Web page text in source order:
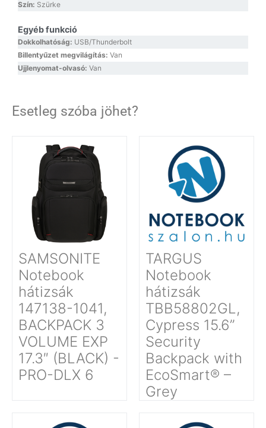
Szín: Szürke
Egyéb funkció
Dokkolhatóság: USB/Thunderbolt
Billentyűzet megvilágítás: Van
Ujjlenyomat-olvasó: Van
Esetleg szóba jöhet?
SAMSONITE
Notebook
hátizsák
147138-1041,
BACKPACK 3
VOLUME EXP
17.3″ (BLACK) -
PRO-DLX 6
TARGUS
Notebook
hátizsák
TBB58802GL,
Cypress 15.6”
Security
Backpack with
EcoSmart® –
Grey